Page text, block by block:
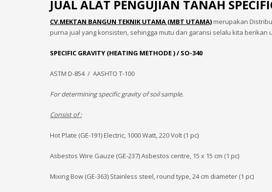
JUAL ALAT PENGUJIAN TANAH
CV.MEKTAN BANGUN TEKNIK UTAMA (MBT UTAMA)merupakan
purna jual yang konsisten, sehingga mutu dan garansi selalu kita
SPECIFIC GRAVITY (HEATING METHODE ) / SO-340
ASTM D-854 / AASHTO T-100
For determining specific gravity of soil sample.
Consist of :
Hot Plate (GE-191) Electric, 1000 Watt, 220 Volt (1 pc)
Asbestos Wire Gauze (GE-237) Asbestos centre, 15 x 15 cm (1 pc)
Mixing Bow (GE-363) Stainless steel, round type, 24 cm diameter (1 pc)